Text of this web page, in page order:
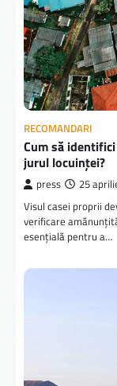
RECOMANDARI
Cum să
jurul locuinței?
press 25
Visul casei proprii
verificare
esențială pentru a…